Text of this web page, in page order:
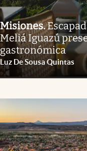
Misiones.
Meliá Iguazú
gastronómica
Luz De Sousa Quintas